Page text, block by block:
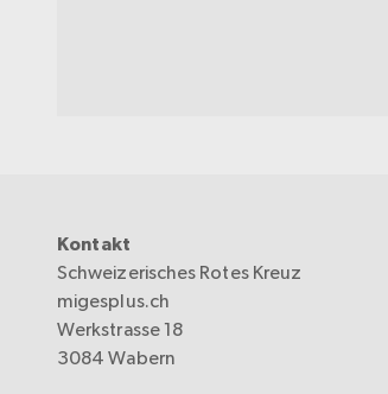
Kontakt
Schweizerisches Rotes Kreuz
migesplus.ch
Werkstrasse 18
3084 Wabern